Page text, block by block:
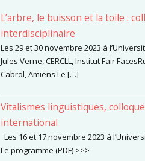
L’arbre, le buisson et la toile :
interdisciplinaire
Les 29 et 30 novembre 2023 à
Jules Verne, CERCLL, Institut Fair
Cabrol, Amiens Le […]
Vitalismes linguistiques, colloque
international
Les 16 et 17 novembre 2023 à
Le programme (PDF) >>>